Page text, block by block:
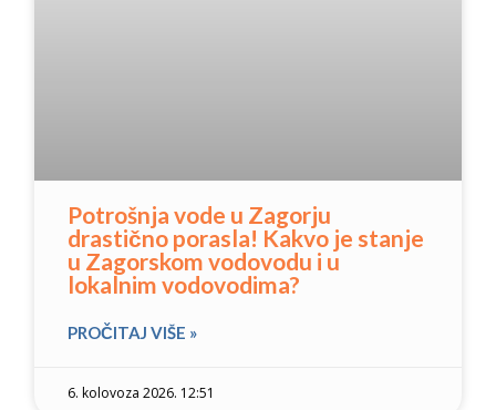
Potrošnja vode u Zagorju
drastično porasla! Kakvo je stanje
u Zagorskom vodovodu i u
lokalnim vodovodima?
PROČITAJ VIŠE »
6. kolovoza 2026. 12:51